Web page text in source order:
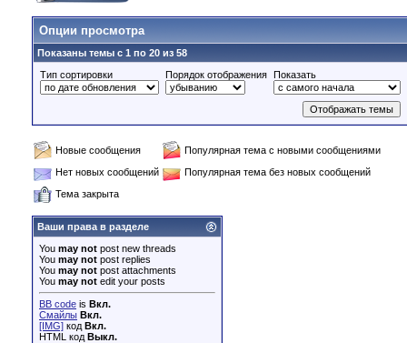
Опции просмотра
Показаны темы с 1 по 20 из 58
Тип сортировки
Порядок отображения Показать
Новые сообщения
Популярная тема с новыми сообщениями
Нет новых сообщений
Популярная тема без новых сообщений
Тема закрыта
Ваши права в разделе
You may not post new threads
You may not post replies
You may not post attachments
You may not edit your posts
BB code is Вкл.
Смайлы Вкл.
[IMG] код Вкл.
HTML код Выкл.